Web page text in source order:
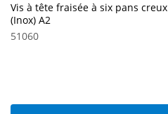
Vis à tête fraisée à six pans
(Inox) A2
51060